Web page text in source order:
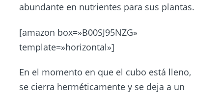
abundante en nutrientes para sus plantas.
[amazon box=»B00SJ95NZG»
template=»horizontal»]
En el momento en que el cubo está lleno,
se cierra herméticamente y se deja a un